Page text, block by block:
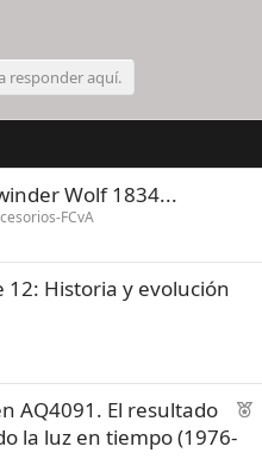
responder aquí.
Wolf 1834...
FCvA
12: Historia y evolución
F
AQ4091. El resultado
la luz en tiempo (1976-